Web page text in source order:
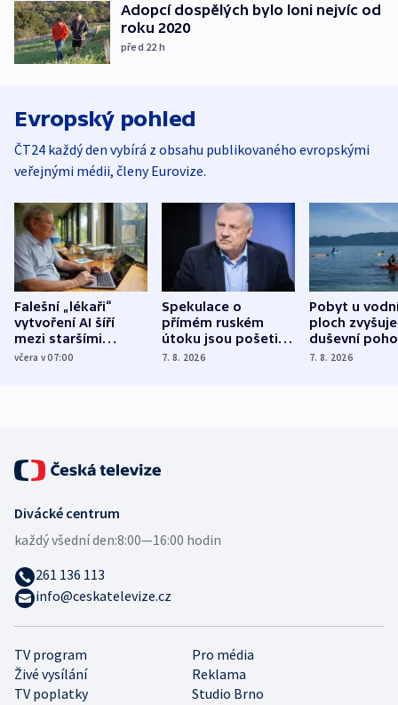
Adopcí dospělých bylo loni nejvíc od
roku 2020
před 22 h
Evropský pohled
ČT24 každý den vybírá z obsahu publikovaného evropskými
veřejnými médii, členy Eurovize.
Falešní „lékaři“
vytvoření AI šíří
mezi staršími
Poláky nebezpečné
včera v 07:00
Spekulace o
přímém ruském
útoku jsou pošetilé,
míní estonský
7. 8. 2026
Pobyt u
ploch zvyšuje
duševní
ukázala
7. 8. 2026
TV program
Pro média
Živé vysílání
Reklama
TV poplatky
Studio Brno
Divácké centrum
každý všední den:8:00—16:00 hodin
261 136 113
info@ceskatelevize.cz